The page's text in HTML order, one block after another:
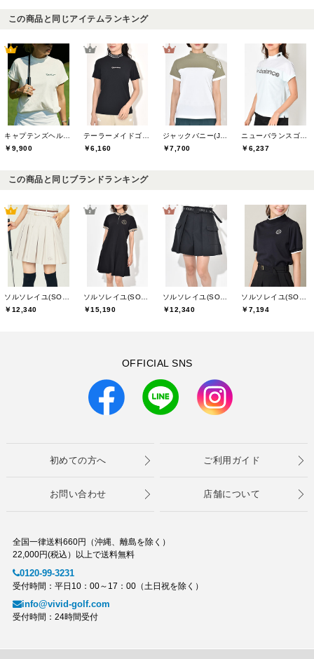
この商品と同じアイテムランキング
￥9,900
￥6,160
￥7,700
￥6,237
この商品と同じブランドランキング
￥12,340
￥15,190
￥12,340
￥7,194
OFFICIAL SNS
初めての方へ ご利用ガイド
お問い合わせ 店舗について
全国一律送料660円（沖縄、離島を除く）
22,000円(税込）以上で送料無料
0120-99-3231
受付時間：平日10：00～17：00（土日祝を除く）
info@vivid-golf.com
受付時間：24時間受付